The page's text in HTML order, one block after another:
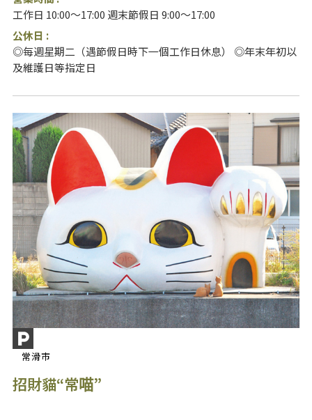
工作日 10:00～17:00 週末節假日 9:00～17:00
公休日 :
◎每週星期二（遇節假日時下一個工作日休息） ◎年末年初以
及維護日等指定日
常滑市
招財貓“常喵”